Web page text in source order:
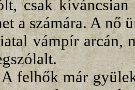
csak
a számára. A nő
vámpír arcán,
felhők már